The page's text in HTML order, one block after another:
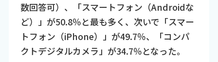
数回答可）、「スマートフォン（Androidな
ど）」が50.8％と最も多く、次いで「スマー
トフォン（iPhone）」が49.7％、「コンパ
クトデジタルカメラ」が34.7％となった。